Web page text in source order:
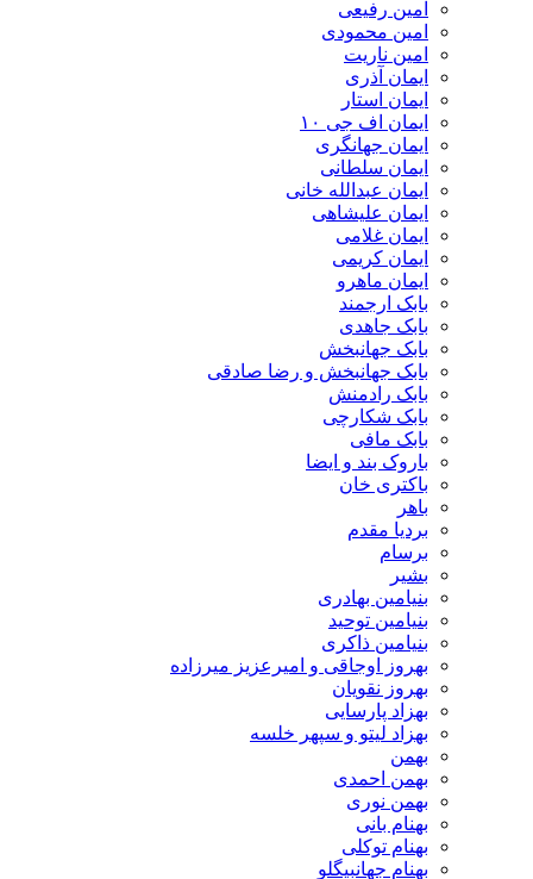
امین رفیعی
امین محمودی
امین ناریت
ایمان آذری
ایمان استار
ایمان اف جی ۱۰
ایمان جهانگری
ایمان سلطانی
ایمان عبدالله خانی
ایمان علیشاهی
ایمان غلامی
ایمان کریمی
ایمان ماهرو
بابک ارجمند
بابک جاهدی
بابک جهانبخش
بابک جهانبخش و رضا صادقی
بابک رادمنش
بابک شکارچی
بابک مافی
باروک بند و ایضا
باکتری خان
باهر
بردیا مقدم
برسام
بشیر
بنیامین بهادری
بنیامین توحید
بنیامین ذاکری
بهروز اوجاقی و امیرعزیز میرزاده
بهروز نقویان
بهزاد پارسایی
بهزاد لیتو و سپهر خلسه
بهمن
بهمن احمدی
بهمن نوری
بهنام بانی
بهنام توکلی
بهنام جهانبیگلو